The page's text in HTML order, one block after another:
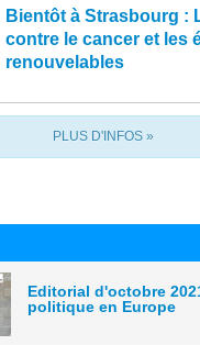
Bientôt à Strasbourg :
contre le cancer et les
renouvelables
PLUS D'INFOS »
Editorial d'octobre
politique en Europe